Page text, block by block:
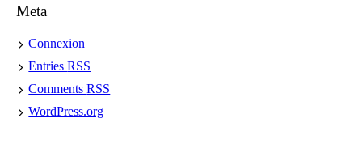
Meta
Connexion
EntriesRSS
CommentsRSS
WordPress.org